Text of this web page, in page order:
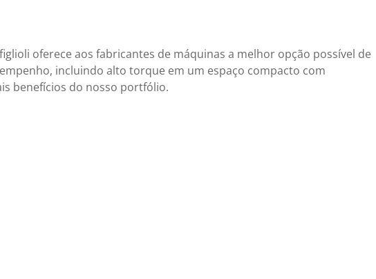
oferece aos fabricantes de máquinas a melhor opção possível de
incluindo alto torque em um espaço compacto com
benefícios do nosso portfólio.